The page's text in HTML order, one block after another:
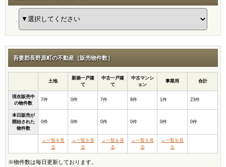
吾妻郡長野原町の不動産［販売物件数］
土地
新築一戸建
て
中古一戸建
て
中古マンシ
ョン
事業用 合計
現在販売中
の物件数
7件 0件 7件 8件 1件 23件
本日販売が
開始された
物件数
0件 0件 0件 0件 0件 0件
→一覧を見
る
→一覧を見
る
→一覧を見
る
→一覧を見
る
→一覧を見
る
※物件数は毎日更新しております。